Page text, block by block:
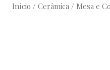
Início / Cerâmica / Mesa e